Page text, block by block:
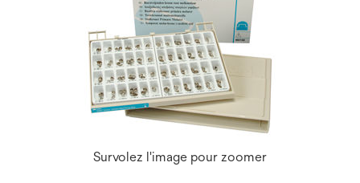
Survolez l'image pour zoomer